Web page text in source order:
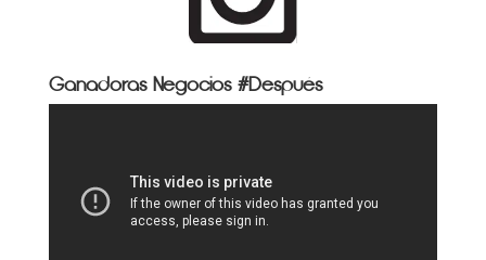
Ganadoras Negocios #Después